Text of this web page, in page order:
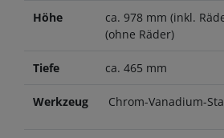
Höhe
ca. 978 mm (inkl.
(ohne Räder)
Tiefe ca. 465 mm
Werkzeug Chrom-Vanadium-